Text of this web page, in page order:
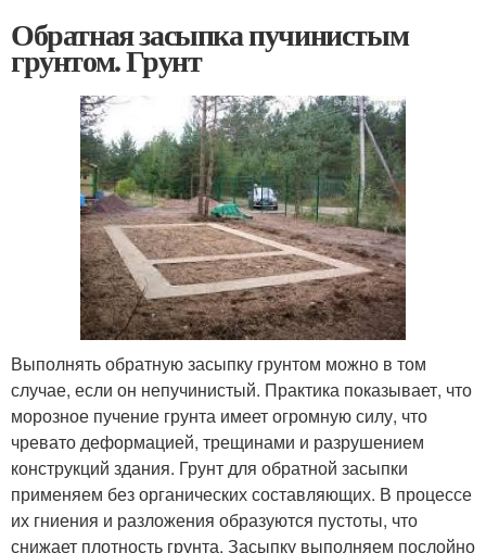
Обратная засыпка пучинистым
грунтом. Грунт
Выполнять обратную засыпку грунтом можно в том
случае, если он непучинистый. Практика показывает, что
морозное пучение грунта имеет огромную силу, что
чревато деформацией, трещинами и разрушением
конструкций здания. Грунт для обратной засыпки
применяем без органических составляющих. В процессе
их гниения и разложения образуются пустоты, что
снижает плотность грунта. Засыпку выполняем послойно